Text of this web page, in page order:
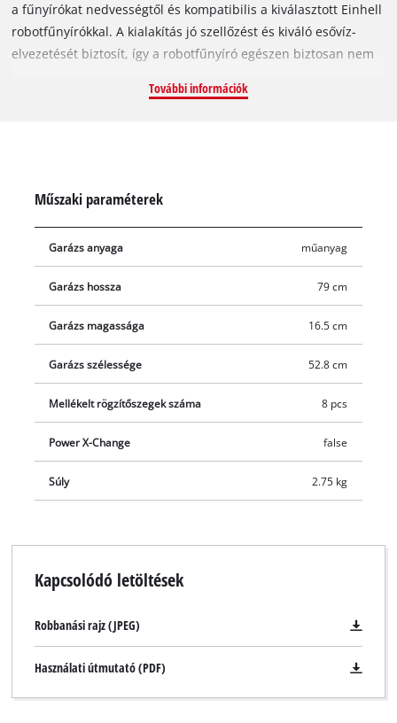
a fűnyírókat nedvességtől és kompatibilis a kiválasztott Einhell
robotfűnyírókkal. A kialakítás jó szellőzést és kiváló esővíz-
elvezetését biztosít, így a robotfűnyíró egészen biztosan nem
segítőtárs élettartamának meghosszabbításában, hiszen
garázs gyári csomagolásában.
További információk
Műszaki paraméterek
Garázs anyaga műanyag
Garázs hossza 79 cm
Garázs magassága 16.5 cm
Garázs szélessége 52.8 cm
Mellékelt rögzítőszegek száma 8 pcs
Power X-Change false
Súly 2.75 kg
Kapcsolódó letöltések
Robbanási rajz (JPEG)
Használati útmutató (PDF)